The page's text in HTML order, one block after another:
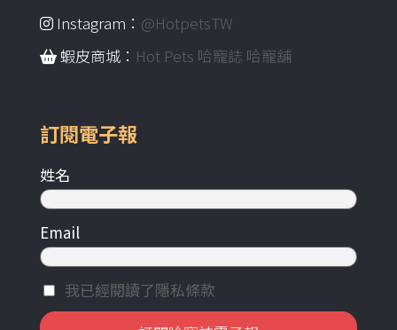
Instagram： @HotpetsTW
蝦皮商城： Hot Pets 哈寵誌 哈寵舖
訂閱電子報
姓名
Email
我已經閱讀了隱私條款